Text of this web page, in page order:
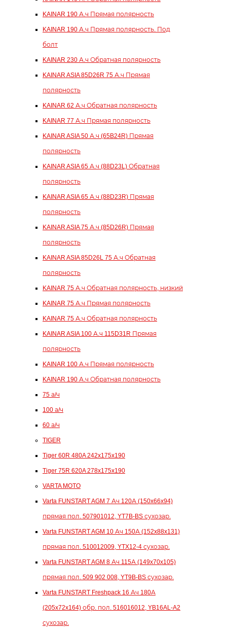
KAINAR 190 А.ч Прямая полярность
KAINAR 190 А.ч Прямая полярность. Под
болт
KAINAR 230 А.ч Обратная полярность
KAINAR ASIA 85D26R 75 А.ч Прямая
полярность
KAINAR 62 А.ч Обратная полярность
KAINAR 77 А.ч Прямая полярность
KAINAR ASIA 50 А.ч (65B24R) Прямая
полярность
KAINAR ASIA 65 А.ч (88D23L) Обратная
полярность
KAINAR ASIA 65 А.ч (88D23R) Прямая
полярность
KAINAR ASIA 75 А.ч (85D26R) Прямая
полярность
KAINAR ASIA 85D26L 75 А.ч Обратная
полярность
KAINAR 75 А.ч Обратная полярность, низкий
KAINAR 75 А.ч Прямая полярность
KAINAR 75 А.ч Обратная полярность
KAINAR ASIA 100 А.ч 115D31R Прямая
полярность
KAINAR 100 А.ч Прямая полярность
KAINAR 190 А.ч Обратная полярность
75 а/ч
100 а/ч
60 а/ч
TIGER
Tiger 60R 480A 242x175x190
Tiger 75R 620A 278x175x190
VARTA MOTO
Varta FUNSTART AGM 7 Ач 120А (150x66x94)
прямая пол. 507901012, YT7B-BS сухозар.
Varta FUNSTART AGM 10 Ач 150А (152x88x131)
прямая пол. 510012009, YTX12-4 сухозар.
Varta FUNSTART AGM 8 Ач 115А (149x70x105)
прямая пол. 509 902 008, YT9B-BS сухозар.
Varta FUNSTART Freshpack 16 Ач 180А
(205x72x164) обр. пол. 516016012, YB16AL-A2
сухозар.